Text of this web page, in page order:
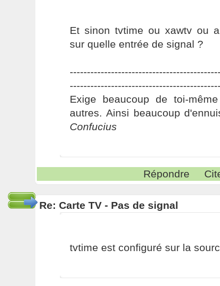
Et sinon tvtime ou xawtv ou
sur quelle entrée de signal ?
Exige beaucoup de toi-
autres. Ainsi beaucoup
Confucius
Répondre
Re: Carte TV - Pas de signal
tvtime est configuré sur la